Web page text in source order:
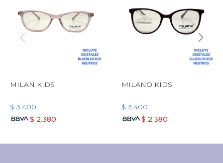
MILAN KIDS
$ 3.400
$ 2.380
MILANO KIDS
$ 3.400
$ 2.380